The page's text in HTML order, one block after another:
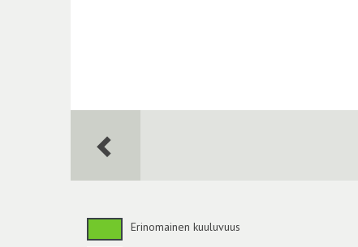
Erinomainen kuuluvuus